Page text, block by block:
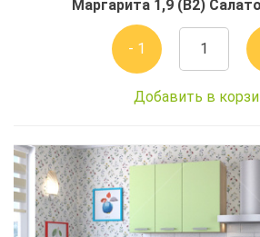
Маргарита 1,9 (В2)
- 1
Добавить в